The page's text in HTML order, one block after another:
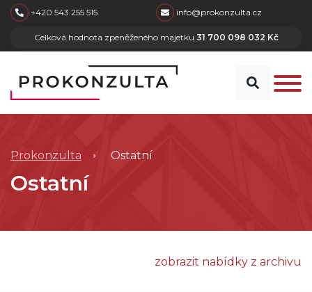
skip to main content
+420 543 255 515 info@prokonzulta.cz
Celková hodnota zpeněženého majetku 31 700 098 032 Kč
Prokonzulta Ostatní
Ostatní
zobrazit nabídky z archivu